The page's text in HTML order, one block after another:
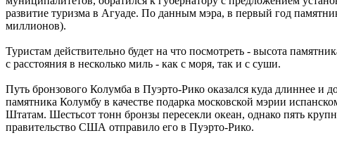
развитие туризма в Агуаде. По данным мэра, в первый год
миллионов).
Туристам действительно будет на что посмотреть - высота
с расстояния в несколько миль - как с моря, так и с суши.
Путь бронзового Колумба в Пуэрто-Рико оказался куда длиннее и
памятника Колумбу в качестве подарка московской мэрии
Штатам. Шестьсот тонн бронзы пересекли океан, однако пять
правительство США отправило его в Пуэрто-Рико.